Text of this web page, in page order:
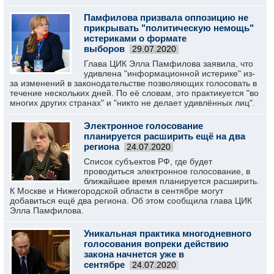
Памфилова призвала оппозицию не
прикрывать "политическую немощь"
истериками о формате
выборов
29.07.2020
Глава ЦИК Элла Памфилова заявила, что
удивлена "информационной истерике" из-
за изменений в законодательстве позволяющих голосовать в
течение нескольких дней. По её словам, это практикуется "во
многих других странах" и "никто не делает удивлённых лиц".
Электронное голосование
планируется расширить ещё на два
региона
24.07.2020
Список субъектов РФ, где будет
проводиться электронное голосование, в
ближайшее время планируется расширить.
К Москве и Нижегородской области в сентябре могут
добавиться ещё два региона. Об этом сообщила глава ЦИК
Элла Памфилова.
Уникальная практика многодневного
голосования вопреки действию
закона начнется уже в
сентябре
24.07.2020